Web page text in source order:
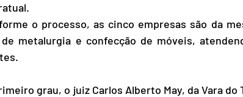
metalurgia e confecção de móveis,
grau, o juiz Carlos Alberto May, da Vara